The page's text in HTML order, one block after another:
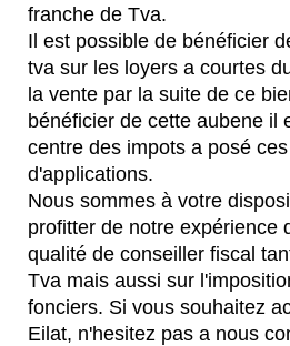
franche de Tva.
Il est possible de bénéficier
tva sur les loyers a courtes
la vente par la suite de ce
bénéficier de cette aubene il
centre des impots a posé
d'applications.
Nous sommes à votre
profitter de notre expérience
qualité de conseiller fiscal
Tva mais aussi sur
fonciers. Si vous souhaitez
Eilat, n'hesitez pas a nous